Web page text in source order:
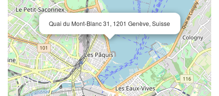
Quai du Mont-Blanc 31, 1201 Genève, Suisse